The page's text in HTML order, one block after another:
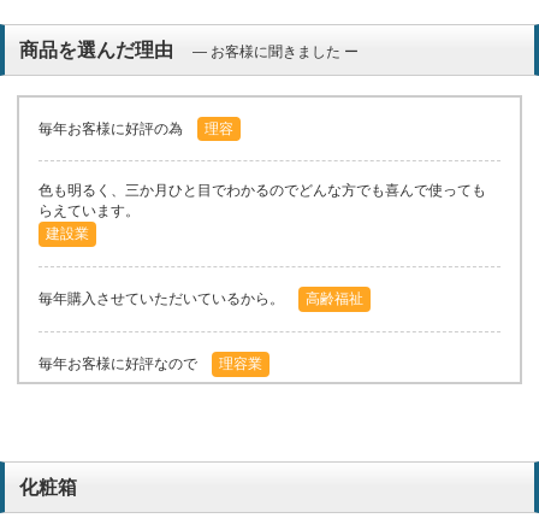
商品を選んだ理由 ― お客様に聞きました ー
毎年お客様に好評の為 理容
色も明るく、三か月ひと目でわかるのでどんな方でも喜んで使っても
らえています。
建設業
毎年購入させていただいているから。 高齢福祉
毎年お客様に好評なので 理容業
気に入ったデザインなので
化粧箱